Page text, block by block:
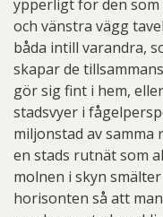
ypperligt för den
och vänstra vägg
båda intill varandra,
skapar de
gör sig fint i hem,
stadsvyer i
miljonstad av samma
en stads rutnät som
molnen i skyn
horisonten så att